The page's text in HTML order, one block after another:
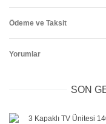
Ödeme ve Taksit
Yorumlar
SON